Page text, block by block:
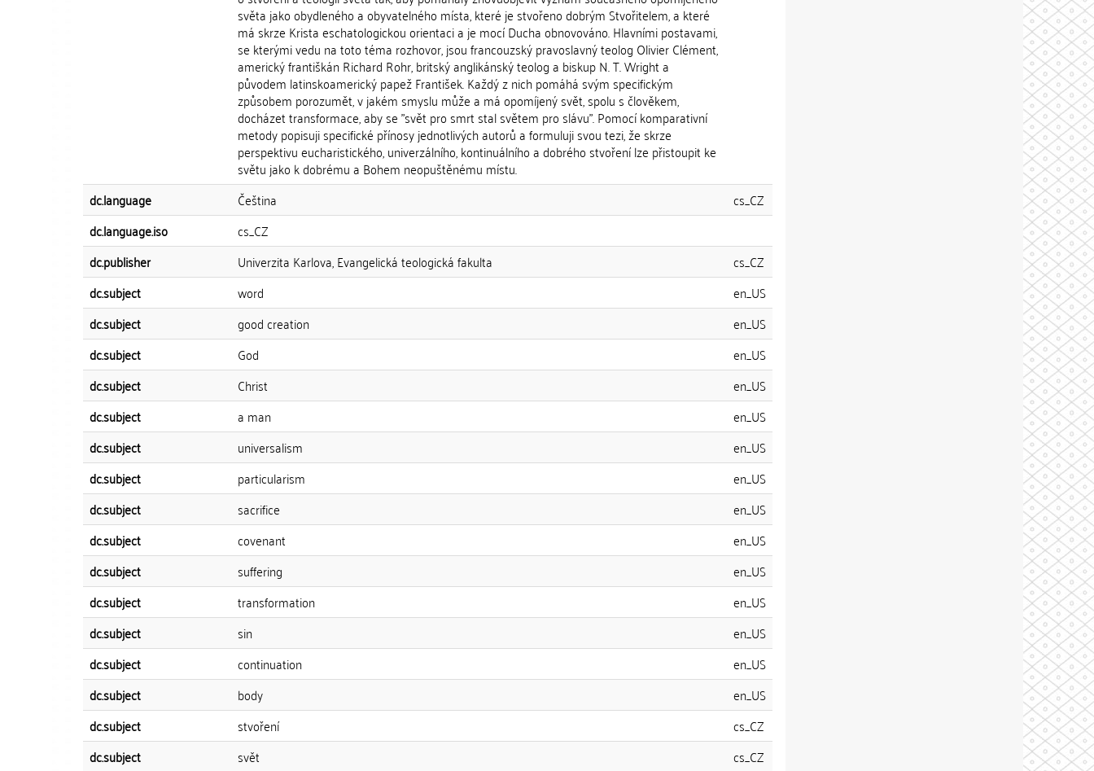
světa jako obydleného a obyvatelného místa, které je stvořeno dobrým Stvořitelem, a které
má skrze Krista eschatologickou orientaci a je mocí Ducha obnovováno. Hlavními postavami,
se kterými vedu na toto téma rozhovor, jsou francouzský pravoslavný teolog Olivier Clément,
americký františkán Richard Rohr, britský anglikánský teolog a biskup N. T. Wright a
původem latinskoamerický papež František. Každý z nich pomáhá svým specifickým
způsobem porozumět, v jakém smyslu může a má opomíjený svět, spolu s člověkem,
docházet transformace, aby se "svět pro smrt stal světem pro slávu". Pomocí komparativní
metody popisuji specifické přínosy jednotlivých autorů a formuluji svou tezi, že skrze
perspektivu eucharistického, univerzálního, kontinuálního a dobrého stvoření lze přistoupit ke
světu jako k dobrému a Bohem neopuštěnému místu.
dc.language Čeština
cs_CZ
dc.language.iso
cs_CZ
dc.publisher
Univerzita Karlova, Evangelická teologická fakulta
cs_CZ
dc.subject
word
en_US
dc.subject
good creation
en_US
dc.subject
God
en_US
dc.subject
Christ
en_US
dc.subject
a man
en_US
dc.subject
universalism
en_US
dc.subject
particularism
en_US
dc.subject
sacrifice
en_US
dc.subject
covenant
en_US
dc.subject
suffering
en_US
dc.subject
transformation
en_US
dc.subject
sin
en_US
dc.subject
continuation
en_US
dc.subject
body
en_US
dc.subject
stvoření
cs_CZ
dc.subject
svět
cs_CZ